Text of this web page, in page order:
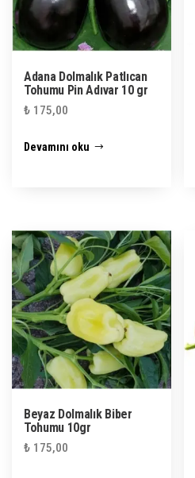
Adana Dolmalık Patlıcan
Tohumu Pin Adıvar 10 gr
₺ 175,00
Devamını oku
Beyaz Dolmalık Biber
Tohumu 10gr
₺ 175,00